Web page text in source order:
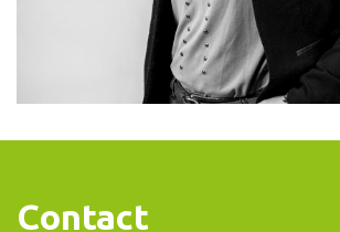
Contact